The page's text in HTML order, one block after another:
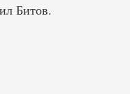
Битов.